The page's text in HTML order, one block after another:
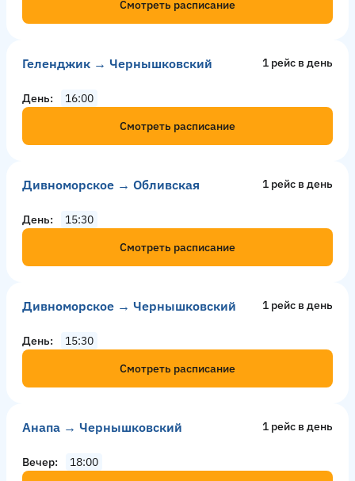
Смотреть расписание
Геленджик → Чернышковский 1 рейс в день
День
16:00
Смотреть расписание
Дивноморское → Обливская 1 рейс в день
День
15:30
Смотреть расписание
Дивноморское → Чернышковский 1 рейс в день
День
15:30
Смотреть расписание
Анапа → Чернышковский 1 рейс в день
Вечер
18:00